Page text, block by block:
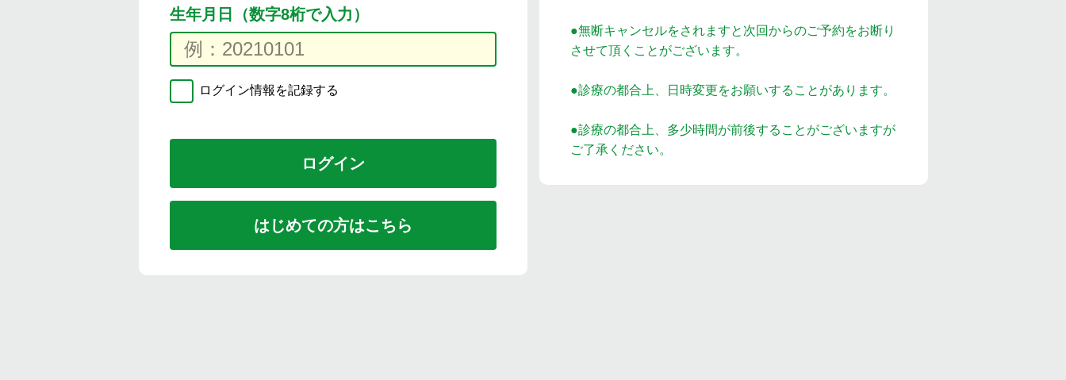
●無断キャンセルをされますと次回からのご予約をお断り
させて頂くことがございます。
●診療の都合上、日時変更をお願いすることがあります。
●診療の都合上、多少時間が前後することがございますが
ご了承ください。
生年月日（数字8桁で入力）
ログイン情報を記録する
はじめての方はこちら